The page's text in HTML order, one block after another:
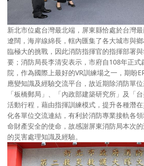
新北市位處台灣最北端，屏東縣恰處於台灣
遼闊，海岸線綿長，轄內匯集了各大城市與
臨極大的挑戰，因此消防指揮官的指揮部署
要；消防局長李清安表示，市府自108年正式
院，作為國際上最好的VR訓練場之一，期盼
應變知識及經驗交流平台，故近期除消防單
「板橋郵局」、「內政部建築研究所」及「
活動行程，藉由指揮訓練模式，提升各種潛
化各單位交流連結，有利於消防專業接軌各
命財產安全的使命，故感謝屏東消防局本次
的災害處理知識及經驗。